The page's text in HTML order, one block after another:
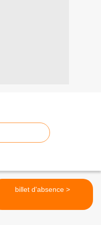
billet d'absence >